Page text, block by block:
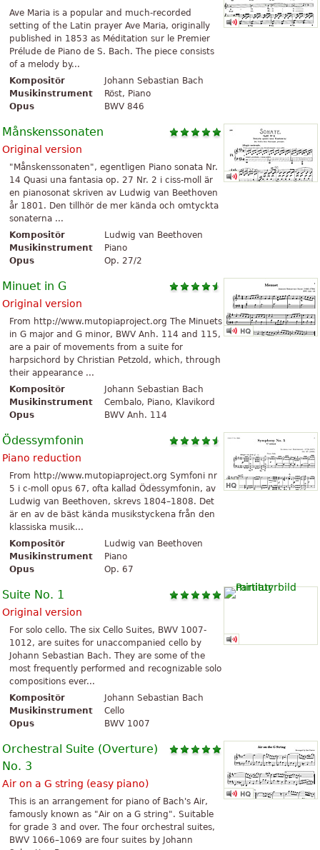
Ave Maria is a popular and much-recorded
setting of the Latin prayer Ave Maria, originally
published in 1853 as Méditation sur le Premier
Prélude de Piano de S. Bach. The piece consists
of a melody by...
Kompositör
Johann Sebastian Bach
Musikinstrument
Röst, Piano
Opus
BWV 846
Månskenssonaten
Original version
"Månskenssonaten", egentligen Piano sonata Nr.
14 Quasi una fantasia op. 27 Nr. 2 i ciss-moll är
en pianosonat skriven av Ludwig van Beethoven
år 1801. Den tillhör de mer kända och omtyckta
sonaterna ...
Kompositör
Ludwig van Beethoven
Musikinstrument
Piano
Opus
Op. 27/2
Minuet in G
Original version
From http://www.mutopiaproject.org The Minuets
in G major and G minor, BWV Anh. 114 and 115,
are a pair of movements from a suite for
harpsichord by Christian Petzold, which, through
their appearance ...
Kompositör
Johann Sebastian Bach
Musikinstrument
Cembalo, Piano, Klavikord
Opus
BWV Anh. 114
Ödessymfonin
Piano reduction
From http://www.mutopiaproject.org Symfoni nr
5 i c-moll opus 67, ofta kallad Ödessymfonin, av
Ludwig van Beethoven, skrevs 1804–1808. Det
är en av de bäst kända musikstyckena från den
klassiska musik...
Kompositör
Ludwig van Beethoven
Musikinstrument
Piano
Opus
Op. 67
Suite No. 1
Original version
For solo cello. The six Cello Suites, BWV 1007-
1012, are suites for unaccompanied cello by
Johann Sebastian Bach. They are some of the
most frequently performed and recognizable solo
compositions ever...
Kompositör
Johann Sebastian Bach
Musikinstrument
Cello
Opus
BWV 1007
Orchestral Suite (Overture)
No. 3
Air on a G string (easy piano)
This is an arrangement for piano of Bach's Air,
famously known as "Air on a G string". Suitable
for grade 3 and over. The four orchestral suites,
BWV 1066–1069 are four suites by Johann